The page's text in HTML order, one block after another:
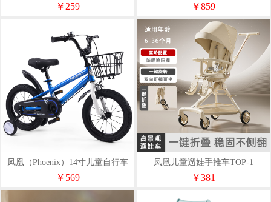
￥259
（辐条轮）马卡龙
￥859
凤凰（Phoenix）14寸儿童自行车
（辐条轮）匹克
￥569
凤凰儿童遛娃手推车TOP-1
￥381